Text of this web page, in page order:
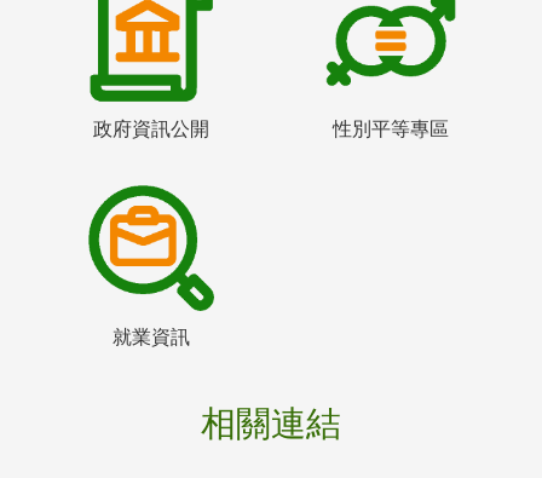
政府資訊公開 性別平等專區
就業資訊
相關連結